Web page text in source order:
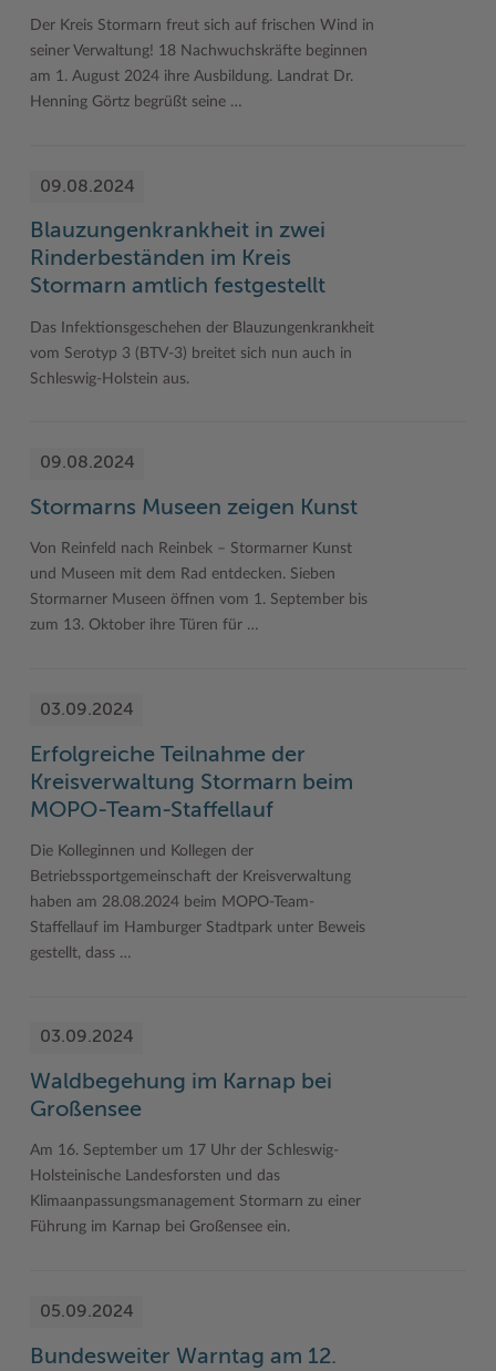
Der Kreis Stormarn freut sich auf frischen Wind in
seiner Verwaltung! 18 Nachwuchskräfte beginnen
am 1. August 2024 ihre Ausbildung. Landrat Dr.
Henning Görtz begrüßt seine …
09.08.2024
Blauzungenkrankheit in zwei
Rinderbeständen im Kreis
Stormarn amtlich festgestellt
Das Infektionsgeschehen der Blauzungenkrankheit
vom Serotyp 3 (BTV-3) breitet sich nun auch in
Schleswig-Holstein aus.
09.08.2024
Stormarns Museen zeigen Kunst
Von Reinfeld nach Reinbek – Stormarner Kunst
und Museen mit dem Rad entdecken. Sieben
Stormarner Museen öffnen vom 1. September bis
zum 13. Oktober ihre Türen für …
03.09.2024
Erfolgreiche Teilnahme der
Kreisverwaltung Stormarn beim
MOPO-Team-Staffellauf
Die Kolleginnen und Kollegen der
Betriebssportgemeinschaft der Kreisverwaltung
haben am 28.08.2024 beim MOPO-Team-
Staffellauf im Hamburger Stadtpark unter Beweis
gestellt, dass …
03.09.2024
Waldbegehung im Karnap bei
Großensee
Am 16. September um 17 Uhr der Schleswig-
Holsteinische Landesforsten und das
Klimaanpassungsmanagement Stormarn zu einer
Führung im Karnap bei Großensee ein.
05.09.2024
Bundesweiter Warntag am 12.